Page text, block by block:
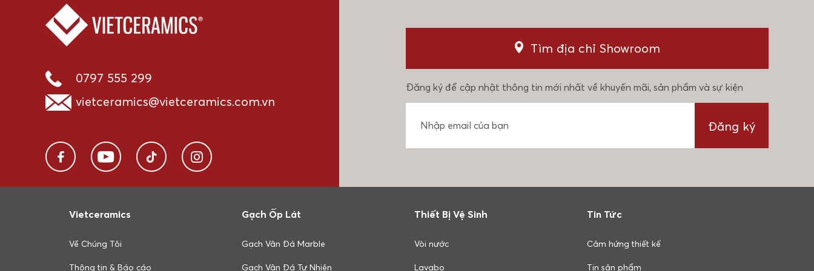
0797 555 299
vietceramics@vietceramics.com.vn
Tìm địa chỉ Showroom
Đăng ký để cập nhật thông tin mới nhất về khuyến mãi, sản phẩm và sự kiện
Đăng ký
Vietceramics
Về Chúng Tôi
Thông tin & Báo cáo
Gạch Ốp Lát
Gạch Vân Đá Marble
Gạch Vân Đá Tự Nhiên
Thiết Bị Vệ Sinh
Vòi nước
Lavabo
Tin Tức
Cảm hứng thiết kế
Tin sản phẩm